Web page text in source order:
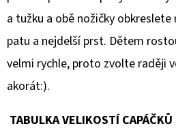
a tužku a obě nožičky
patu a nejdelší prst. Dětem
velmi rychle, proto zvolte raději
akorát:).
TABULKA VELIKOSTÍ